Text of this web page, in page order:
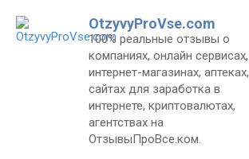
контенту
OtzyvyProVse.com
100% реальные отзывы о
компаниях, онлайн сервисах,
интернет-магазинах, аптеках,
сайтах для заработка в
интернете, криптовалютах,
агентствах на
ОтзывыПроВсе.ком.